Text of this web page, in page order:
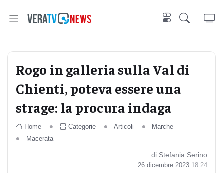
Rogo in galleria sulla Val di
Chienti, poteva essere una
strage: la procura indaga
Home Categorie Articoli
Marche
Macerata
di Stefania Serino
26 dicembre 2023 18:24